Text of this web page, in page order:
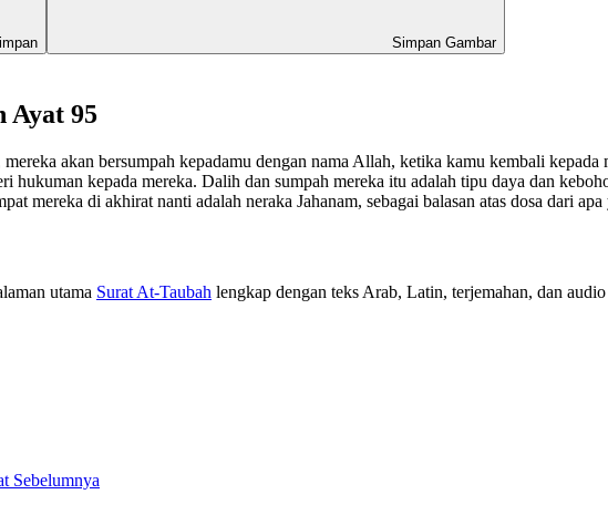
Simpan Gambar
Ayat 95
akan bersumpah kepadamu dengan nama Allah, ketika kamu kembali
hukuman kepada mereka. Dalih dan sumpah mereka itu adalah tipu daya dan
mereka di akhirat nanti adalah neraka Jahanam, sebagai balasan atas dosa dari
utama Surat At-Taubah lengkap dengan teks Arab, Latin, terjemahan, dan
Sebelumnya